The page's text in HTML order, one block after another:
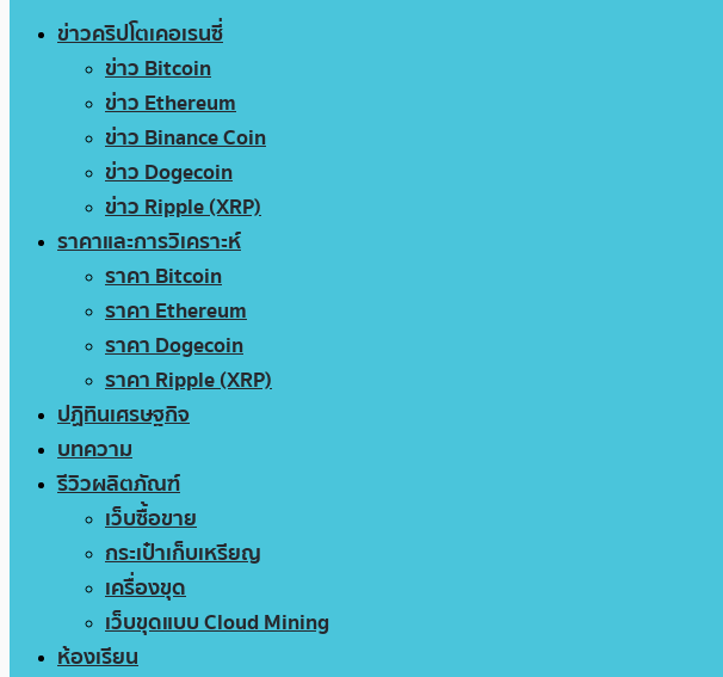
ข่าวคริปโตเคอเรนซี่
ข่าว Bitcoin
ข่าว Ethereum
ข่าว Binance Coin
ข่าว Dogecoin
ข่าว Ripple (XRP)
ราคาและการวิเคราะห์
ราคา Bitcoin
ราคา Ethereum
ราคา Dogecoin
ราคา Ripple (XRP)
ปฏิทินเศรษฐกิจ
บทความ
รีวิวผลิตภัณฑ์
เว็บซื้อขาย
กระเป๋าเก็บเหรียญ
เครื่องขุด
เว็บขุดแบบ Cloud Mining
ห้องเรียน